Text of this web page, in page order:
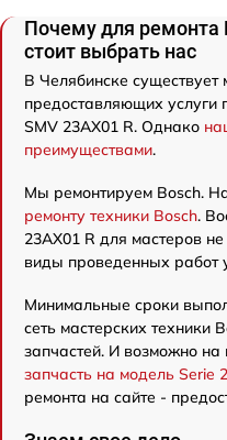
Почему для ремонта
стоит выбрать нас
В Челябинске существует
предоставляющих услуги
SMV 23AX01 R. Однако
преимуществами.
Мы ремонтируем Bosch.
ремонту техники Bosch.
23AX01 R для мастеров
виды проведенных работ
Минимальные сроки
сеть мастерских техники
запчастей. И возможно
запчасть на модель Serie
ремонта на сайте -